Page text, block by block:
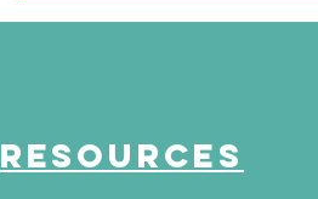
Chicago: Octubre 2024
RESOURCES